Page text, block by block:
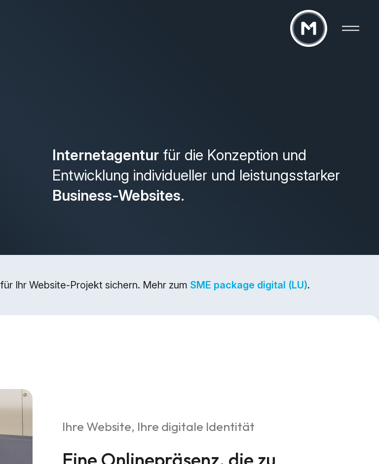
Internetagenturfür die Konzeption und
Entwicklung individueller und leistungsstarker
Business-Websites.
für Ihr Website-Projekt sichern. Mehr zum SME package digital (LU).
Ihre Website, Ihre digitale Identität